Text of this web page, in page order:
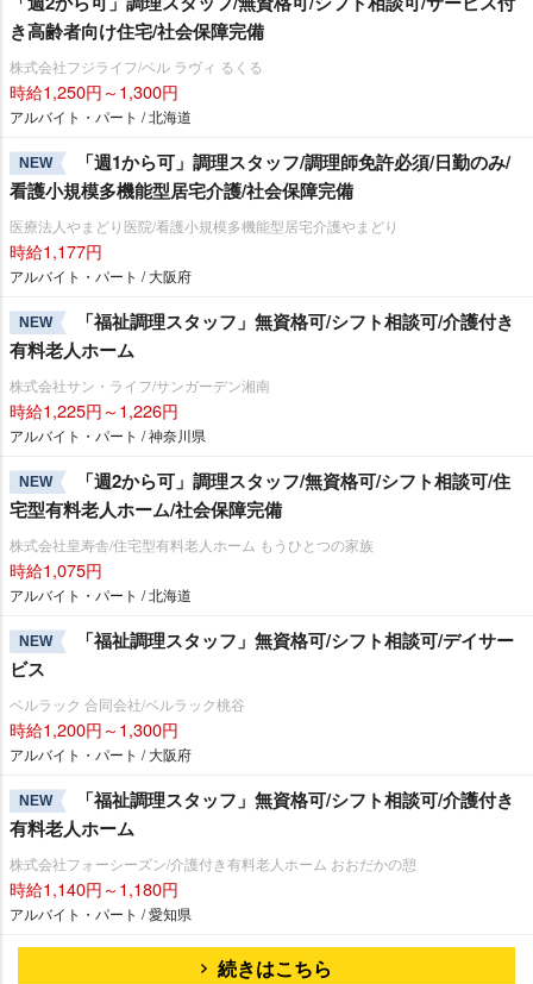
き高齢者向け住宅/社会保障完備
株式会社フジライフ/ベル ラヴィ るくる
時給1,250円～1,300円
アルバイト・パート / 北海道
NEW
「週1から可」調理スタッフ/調理師免許必須/日勤のみ/
看護小規模多機能型居宅介護/社会保障完備
医療法人やまどり医院/看護小規模多機能型居宅介護やまどり
時給1,177円
アルバイト・パート / 大阪府
NEW
「福祉調理スタッフ」無資格可/シフト相談可/介護付き
有料老人ホーム
株式会社サン・ライフ/サンガーデン湘南
時給1,225円～1,226円
アルバイト・パート / 神奈川県
NEW
「週2から可」調理スタッフ/無資格可/シフト相談可/住
宅型有料老人ホーム/社会保障完備
株式会社皇寿舎/住宅型有料老人ホーム もうひとつの家族
時給1,075円
アルバイト・パート / 北海道
NEW
「福祉調理スタッフ」無資格可/シフト相談可/デイサー
ビス
ベルラック 合同会社/ベルラック桃谷
時給1,200円～1,300円
アルバイト・パート / 大阪府
NEW
「福祉調理スタッフ」無資格可/シフト相談可/介護付き
有料老人ホーム
株式会社フォーシーズン/介護付き有料老人ホーム おおだかの憩
時給1,140円～1,180円
アルバイト・パート / 愛知県
続きはこちら